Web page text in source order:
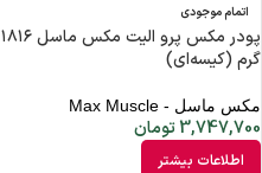
اتمام موجودی
پودر مکس پرو الیت مکس ماسل ۱۸۱۶
گرم (کیسه‌ای)
مکس ماسل - Max Muscle
3,747,700تومان
اطلاعات بیشتر